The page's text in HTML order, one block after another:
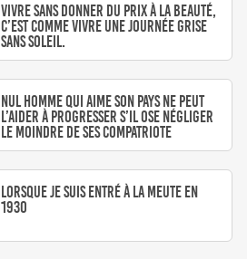
Vivre sans donner du prix à la beauté,
c’est comme vivre une journée grise
sans soleil.
Nul homme qui aime son pays ne peut
l’aider à progresser s’il ose négliger
le moindre de ses compatriote
Lorsque je suis entré à la Meute en
1930